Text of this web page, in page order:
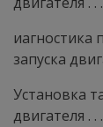
иагностика
запуска
Установка
двигателя . .